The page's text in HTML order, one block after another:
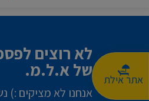
אתר אילת
לא רוצים
של א.ל.מ.
אנחנו לא מציקים :)